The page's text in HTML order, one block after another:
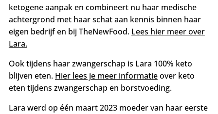
ketogene aanpak en combineert nu haar medische
achtergrond met haar schat aan kennis binnen haar
eigen bedrijf en bij TheNewFood. Lees hier meer over
Lara.
Ook tijdens haar zwangerschap is Lara 100% keto
blijven eten. Hier lees je meer informatieover keto
eten tijdens zwangerschap en borstvoeding.
Lara werd op één maart 2023 moeder van haar eerste